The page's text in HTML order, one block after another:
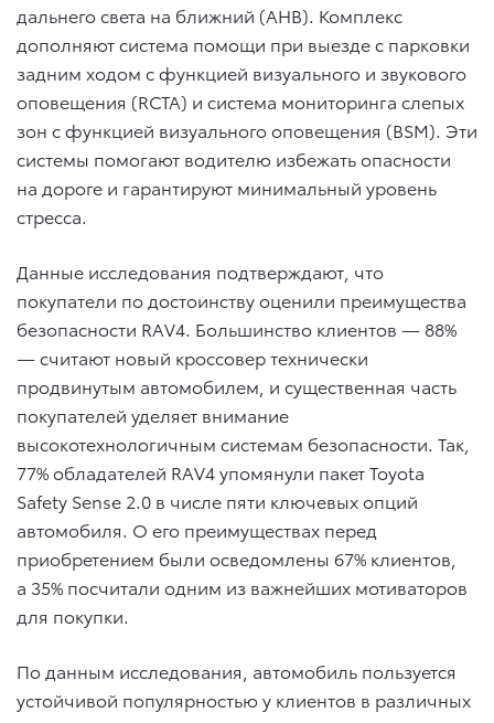
дальнего света на ближний (AHB). Комплекс
дополняют система помощи при выезде с парковки
задним ходом с функцией визуального и звукового
оповещения (RCTA) и система мониторинга слепых
зон с функцией визуального оповещения (BSM). Эти
системы помогают водителю избежать опасности
на дороге и гарантируют минимальный уровень
стресса.
Данные исследования подтверждают, что
покупатели по достоинству оценили преимущества
безопасности RAV4. Большинство клиентов — 88%
— считают новый кроссовер технически
продвинутым автомобилем, и существенная часть
покупателей уделяет внимание
высокотехнологичным системам безопасности. Так,
77% обладателей RAV4 упомянули пакет Toyota
Safety Sense 2.0 в числе пяти ключевых опций
автомобиля. О его преимуществах перед
приобретением были осведомлены 67% клиентов,
а 35% посчитали одним из важнейших мотиваторов
для покупки.
По данным исследования, автомобиль пользуется
устойчивой популярностью у клиентов в различных